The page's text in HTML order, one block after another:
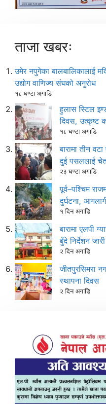
ताजा खबरः
उमेर नपुगेका बालबालिकालाई
उद्योग वाणिज्य संघको अनुरोध
१८ घण्टा अगाडि
हुलास स्टिल
दिवस, उत्कृष्ट
१८ घण्टा अगाडि
बारामा तीन
दुई पसललाई
२३ घण्टा अगाडि
पूर्व–पश्चिम
दुर्घटना,
१ दिन अगाडि
बारामा एलपी
बुँदे निर्देशन जारी
२ दिन अगाडि
जीतपुरसिमरा
स्थापना दिवस
२ दिन अगाडि